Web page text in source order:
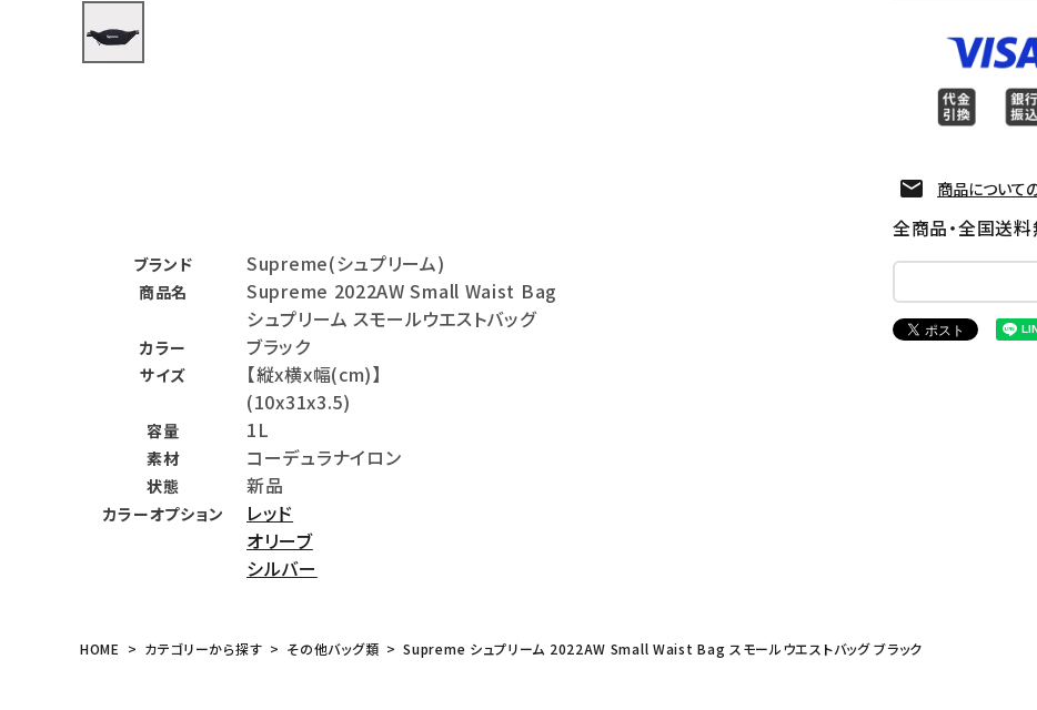
バックパック・リュック
COLLABORATION BRAND
ACCOUNT MENU
ようこそ ゲスト 様
会員登録
ブランド Supreme(シュプリーム)
商品名
Supreme 2022AW Small Waist Bag
シュプリーム スモールウエストバッグ
カラー ブラック
サイズ
【縦x横x幅(cm)】
(10x31x3.5)
容量 1L
素材 コーデュラナイロン
状態 新品
カラーオプション
レッド
オリーブ
シルバー
商品について
全商品・全国送
HOME カテゴリーから探す その他バッグ類 Supreme シュプリーム 2022AW Small Waist Bag スモールウエストバッグ ブラック